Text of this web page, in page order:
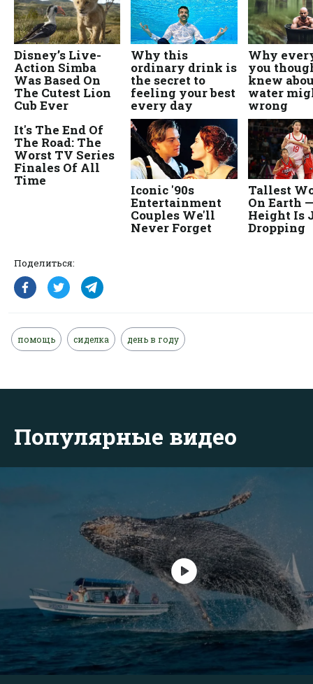
Поделиться:
помощь сиделка день в году
Популярные видео